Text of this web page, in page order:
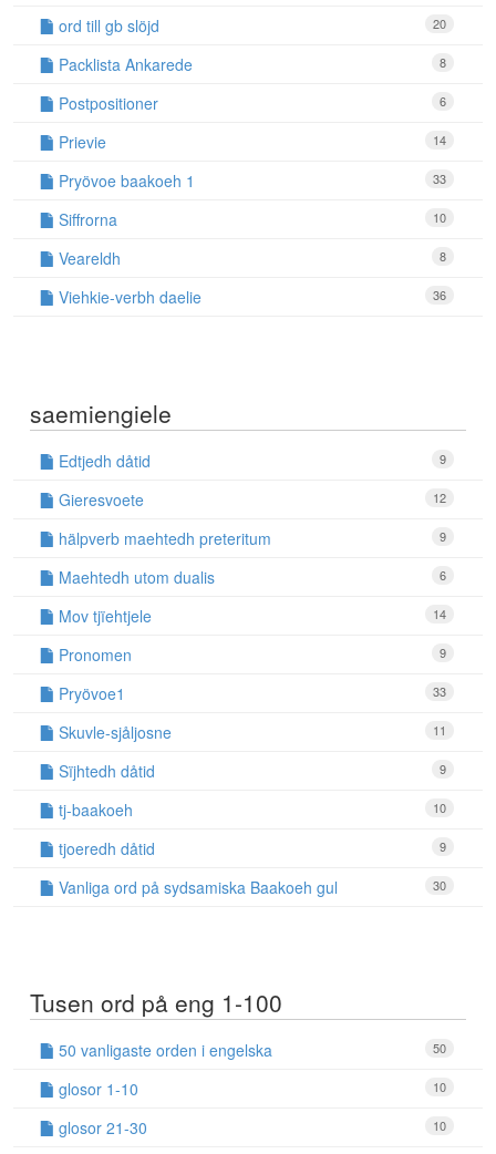
20
ord till gb slöjd
8
Packlista Ankarede
6
Postpositioner
14
Prievie
33
Pryövoe baakoeh 1
10
Siffrorna
8
Veareldh
36
Viehkie-verbh daelie
saemiengiele
9
Edtjedh dåtid
12
Gieresvoete
9
hälpverb maehtedh preteritum
6
Maehtedh utom dualis
14
Mov tjïehtjele
9
Pronomen
33
Pryövoe1
11
Skuvle-sjåljosne
9
Sïjhtedh dåtid
10
tj-baakoeh
9
tjoeredh dåtid
30
Vanliga ord på sydsamiska Baakoeh gul
Tusen ord på eng 1-100
50
50 vanligaste orden i engelska
10
glosor 1-10
10
glosor 21-30